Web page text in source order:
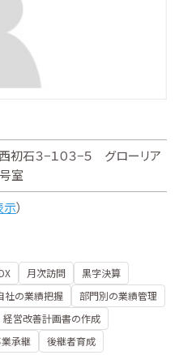
初石３−１０３−５ グローリア
室
示）
月次訪問
黒字決算
社の業績把握
部門別の業績管理
経営改善計画書の作成
業承継
後継者育成